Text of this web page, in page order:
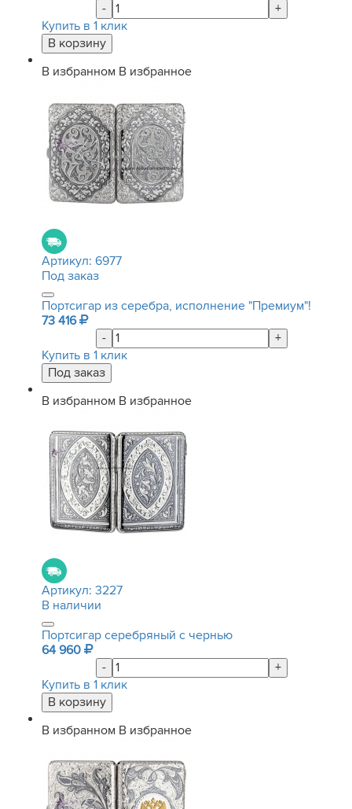
-
+
Купить в 1 клик
В избранном В избранное
Артикул: 6977
Под заказ
Портсигар из серебра, исполнение "Премиум"!
73 416
-
+
Купить в 1 клик
В избранном В избранное
Артикул: 3227
В наличии
Портсигар серебряный с чернью
64 960
-
+
Купить в 1 клик
В избранном В избранное